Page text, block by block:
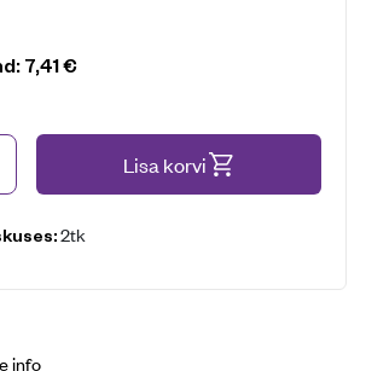
7,41€
Lisa korvi
2tk
info